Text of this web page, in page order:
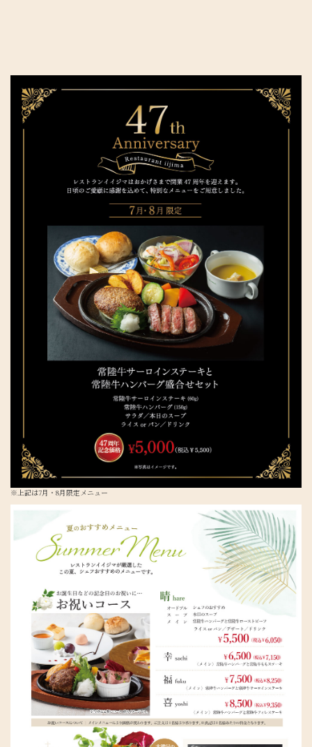
※上記は7月・8月限定メニュー